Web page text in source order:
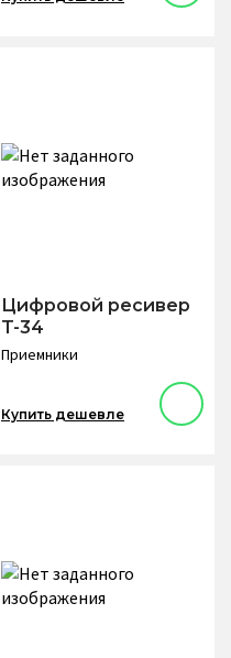
Цифровой ресивер
T-34
Приемники
Купить дешевле